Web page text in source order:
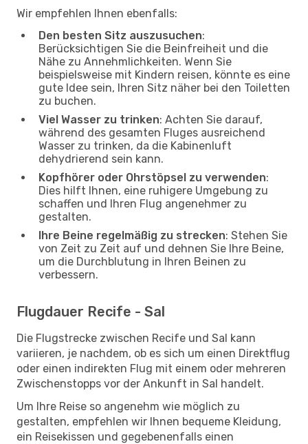
Wir empfehlen Ihnen ebenfalls:
Den besten Sitz auszusuchen:
Berücksichtigen Sie die Beinfreiheit und die
Nähe zu Annehmlichkeiten. Wenn Sie
beispielsweise mit Kindern reisen, könnte es eine
gute Idee sein, Ihren Sitz näher bei den Toiletten
zu buchen.
Viel Wasser zu trinken: Achten Sie darauf,
während des gesamten Fluges ausreichend
Wasser zu trinken, da die Kabinenluft
dehydrierend sein kann.
Kopfhörer oder Ohrstöpsel zu verwenden:
Dies hilft Ihnen, eine ruhigere Umgebung zu
schaffen und Ihren Flug angenehmer zu
gestalten.
Ihre Beine regelmäßig zu strecken: Stehen Sie
von Zeit zu Zeit auf und dehnen Sie Ihre Beine,
um die Durchblutung in Ihren Beinen zu
verbessern.
Flugdauer Recife - Sal
Die Flugstrecke zwischen Recife und Sal kann
variieren, je nachdem, ob es sich um einen Direktflug
oder einen indirekten Flug mit einem oder mehreren
Zwischenstopps vor der Ankunft in Sal handelt.
Um Ihre Reise so angenehm wie möglich zu
gestalten, empfehlen wir Ihnen bequeme Kleidung,
ein Reisekissen und gegebenenfalls einen